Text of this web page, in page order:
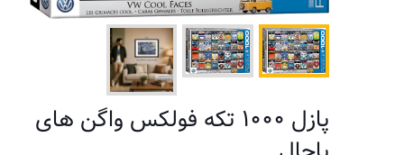
پازل ۱۰۰۰ تکه فولکس واگن های